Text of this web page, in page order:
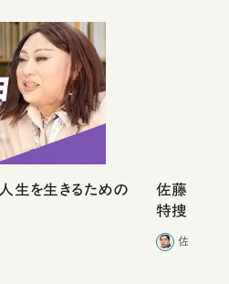
生を生きるための
佐藤優vs
特捜取調
合ったこと
佐藤優